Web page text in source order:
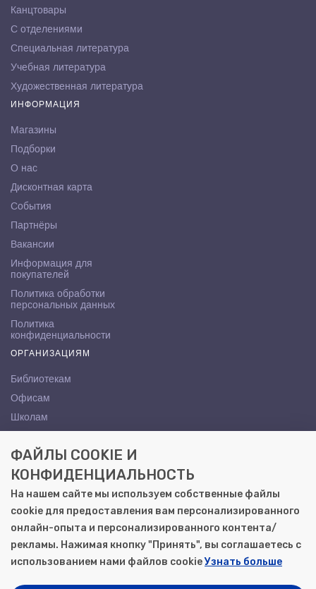
Канцтовары
С отделениями
Специальная литература
Учебная литература
Художественная литература
ИНФОРМАЦИЯ
Магазины
Подборки
О нас
Дисконтная карта
События
Партнёры
Вакансии
Информация для
покупателей
Политика обработки
персональных данных
Политика
конфиденциальности
ОРГАНИЗАЦИЯМ
Библиотекам
Офисам
Школам
КОНТАКТЫ
Саратов, ул. Осипова, 10А
+7 (8452) 72-65-65
gemera@moya-kniga.ru
ФАЙЛЫ COOKIE И
КОНФИДЕНЦИАЛЬНОСТЬ
На нашем сайте мы используем собственные файлы
cookie для предоставления вам персонализированного
онлайн-опыта и персонализированного контента/
рекламы. Нажимая кнопку "Принять", вы соглашаетесь с
использованием нами файлов cookieУзнать больше